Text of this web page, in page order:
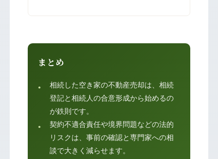
まとめ
相続した空き家の不動産売却は、相続
登記と相続人の合意形成から始めるの
が鉄則です。
契約不適合責任や境界問題などの法的
リスクは、事前の確認と専門家への相
談で大きく減らせます。